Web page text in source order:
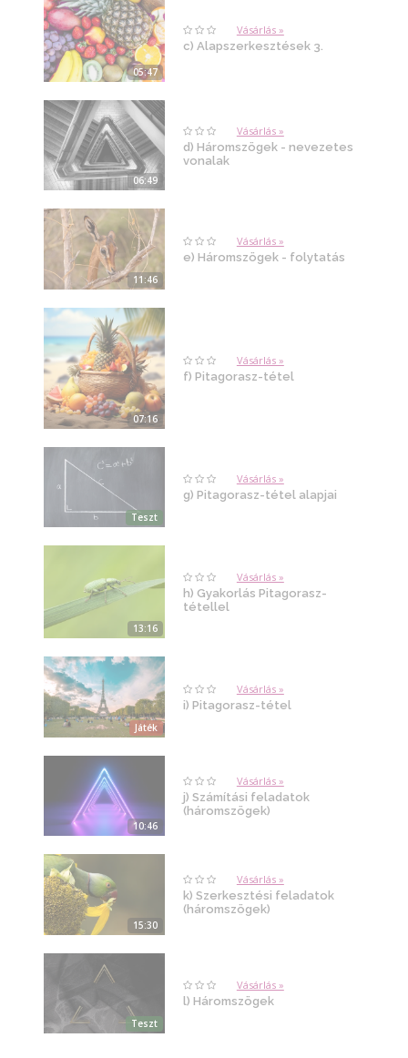
05:47
Vásárlás »
c) Alapszerkesztések 3.
06:49
Vásárlás »
d) Háromszögek - nevezetes
vonalak
11:46
Vásárlás »
e) Háromszögek - folytatás
07:16
Vásárlás »
f) Pitagorasz-tétel
Teszt
Vásárlás »
g) Pitagorasz-tétel alapjai
13:16
Vásárlás »
h) Gyakorlás Pitagorasz-
tétellel
Játék
Vásárlás »
i) Pitagorasz-tétel
10:46
Vásárlás »
j) Számítási feladatok
(háromszögek)
15:30
Vásárlás »
k) Szerkesztési feladatok
(háromszögek)
Teszt
Vásárlás »
l) Háromszögek